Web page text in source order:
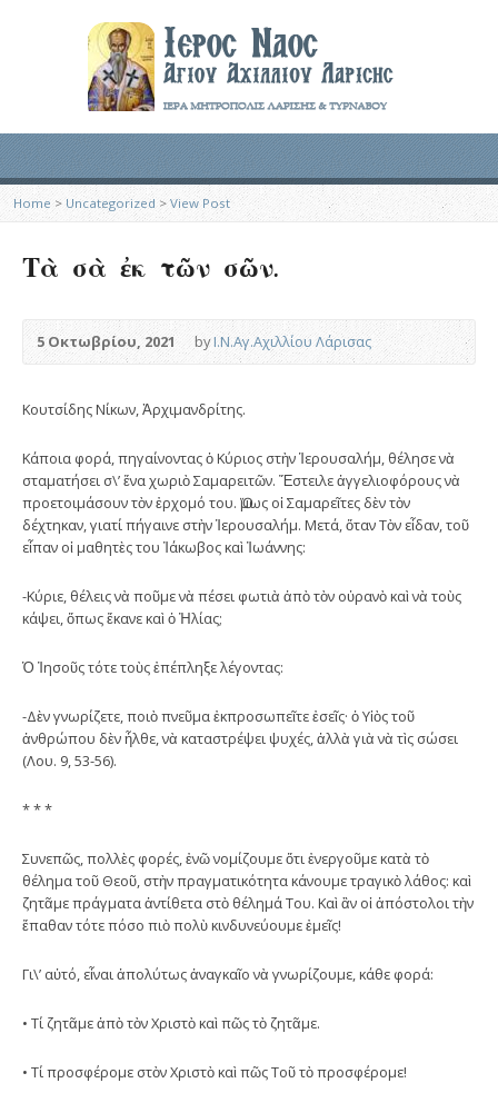
Home > Uncategorized > View Post
Τὰ σὰ ἐκ τῶν σῶν.
5 Οκτωβρίου, 2021 byΙ.Ν.Αγ.Αχιλλίου Λάρισας
Κουτσίδης Νίκων, Ἀρχιμανδρίτης.
Κάποια φορά, πηγαίνοντας ὁ Κύριος στὴν Ἱερουσαλήμ, θέλησε νὰ
σταματήσει σ\’ ἕνα χωριὸ Σαμαρειτῶν. Ἔστειλε ἀγγελιοφόρους νὰ
προετοιμάσουν τὸν ἐρχομό του. Ὅμως οἱ Σαμαρεῖτες δὲν τὸν
δέχτηκαν, γιατί πήγαινε στὴν Ἱερουσαλήμ. Μετά, ὅταν Τὸν εἶδαν, τοῦ
εἶπαν οἱ μαθητὲς του Ἰάκωβος καὶ Ἰωάννης:
-Κύριε, θέλεις νὰ ποῦμε νὰ πέσει φωτιὰ ἀπὸ τὸν οὐρανὸ καὶ νὰ τοὺς
κάψει, ὅπως ἔκανε καὶ ὁ Ἠλίας;
Ὁ Ἰησοῦς τότε τοὺς ἐπέπληξε λέγοντας:
-Δὲν γνωρίζετε, ποιὸ πνεῦμα ἐκπροσωπεῖτε ἐσεῖς· ὁ Υἱὸς τοῦ
ἀνθρώπου δὲν ἦλθε, νὰ καταστρέψει ψυχές, ἀλλὰ γιὰ νὰ τὶς σώσει
(Λου. 9, 53-56).
* * *
Συνεπῶς, πολλὲς φορές, ἐνῶ νομίζουμε ὅτι ἐνεργοῦμε κατὰ τὸ
θέλημα τοῦ Θεοῦ, στὴν πραγματικότητα κάνουμε τραγικὸ λάθος: καὶ
ζητᾶμε πράγματα ἀντίθετα στὸ θέλημά Του. Καὶ ἂν οἱ ἀπόστολοι τὴν
ἔπαθαν τότε πόσο πιὸ πολὺ κινδυνεύουμε ἐμεῖς!
Γι\’ αὐτό, εἶναι ἀπολύτως ἀναγκαῖο νὰ γνωρίζουμε, κάθε φορά:
• Τί ζητᾶμε ἀπὸ τὸν Χριστὸ καὶ πῶς τὸ ζητᾶμε.
• Τί προσφέρομε στὸν Χριστὸ καὶ πῶς Τοῦ τὸ προσφέρομε!